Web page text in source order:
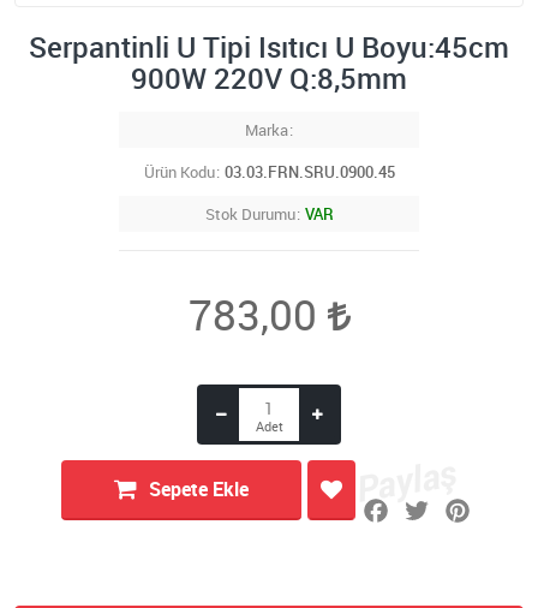
Serpantinli U Tipi Isıtıcı U Boyu:45cm
900W 220V Q:8,5mm
Marka
Ürün Kodu 03.03.FRN.SRU.0900.45
Stok Durumu VAR
783,00
Sepete Ekle